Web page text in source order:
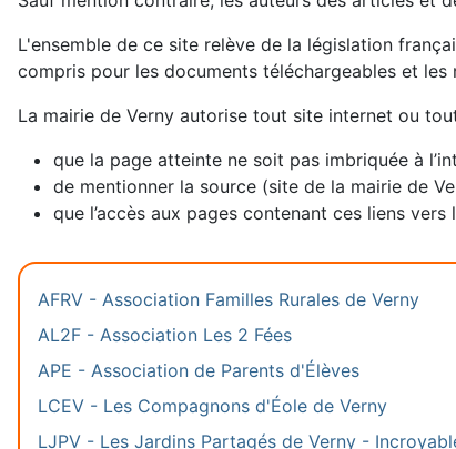
L'ensemble de ce site relève de la législation
compris pour les documents téléchargeables et
La mairie de Verny autorise tout site internet ou
que la page atteinte ne soit pas imbriquée à
de mentionner la source (site de la mairie de
que l’accès aux pages contenant ces liens
AFRV - Association Familles Rurales de Verny
AL2F - Association Les 2 Fées
APE - Association de Parents d'Élèves
LCEV - Les Compagnons d'Éole de Verny
LJPV - Les Jardins Partagés de Verny -